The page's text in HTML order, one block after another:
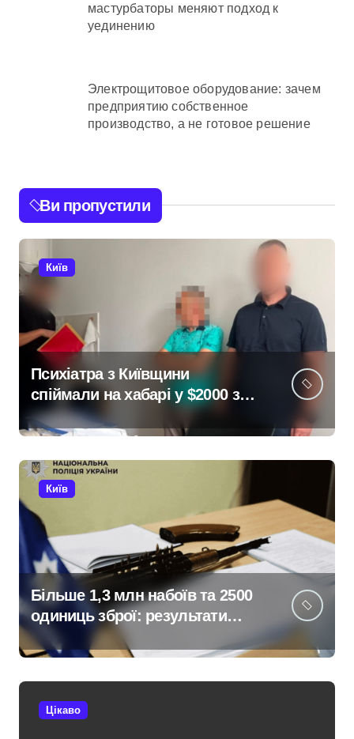
мастурбаторы меняют подход к
уединению
Электрощитовое оборудование: зачем
предприятию собственное
производство, а не готовое решение
Ви пропустили
Київ
Психіатра з Київщини
спіймали на хабарі у $2000 за
ненастоящий діагноз
Київ
Більше 1,3 млн набоїв та 2500
одиниць зброї: результати
декларування в Києві
Цікаво